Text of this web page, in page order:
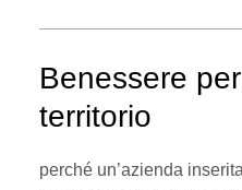
Benessere
territorio
perché un’azienda